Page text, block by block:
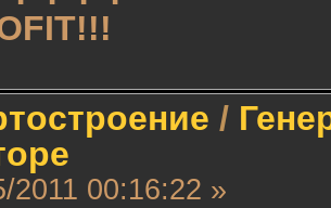
/
2011 00:16:22 »